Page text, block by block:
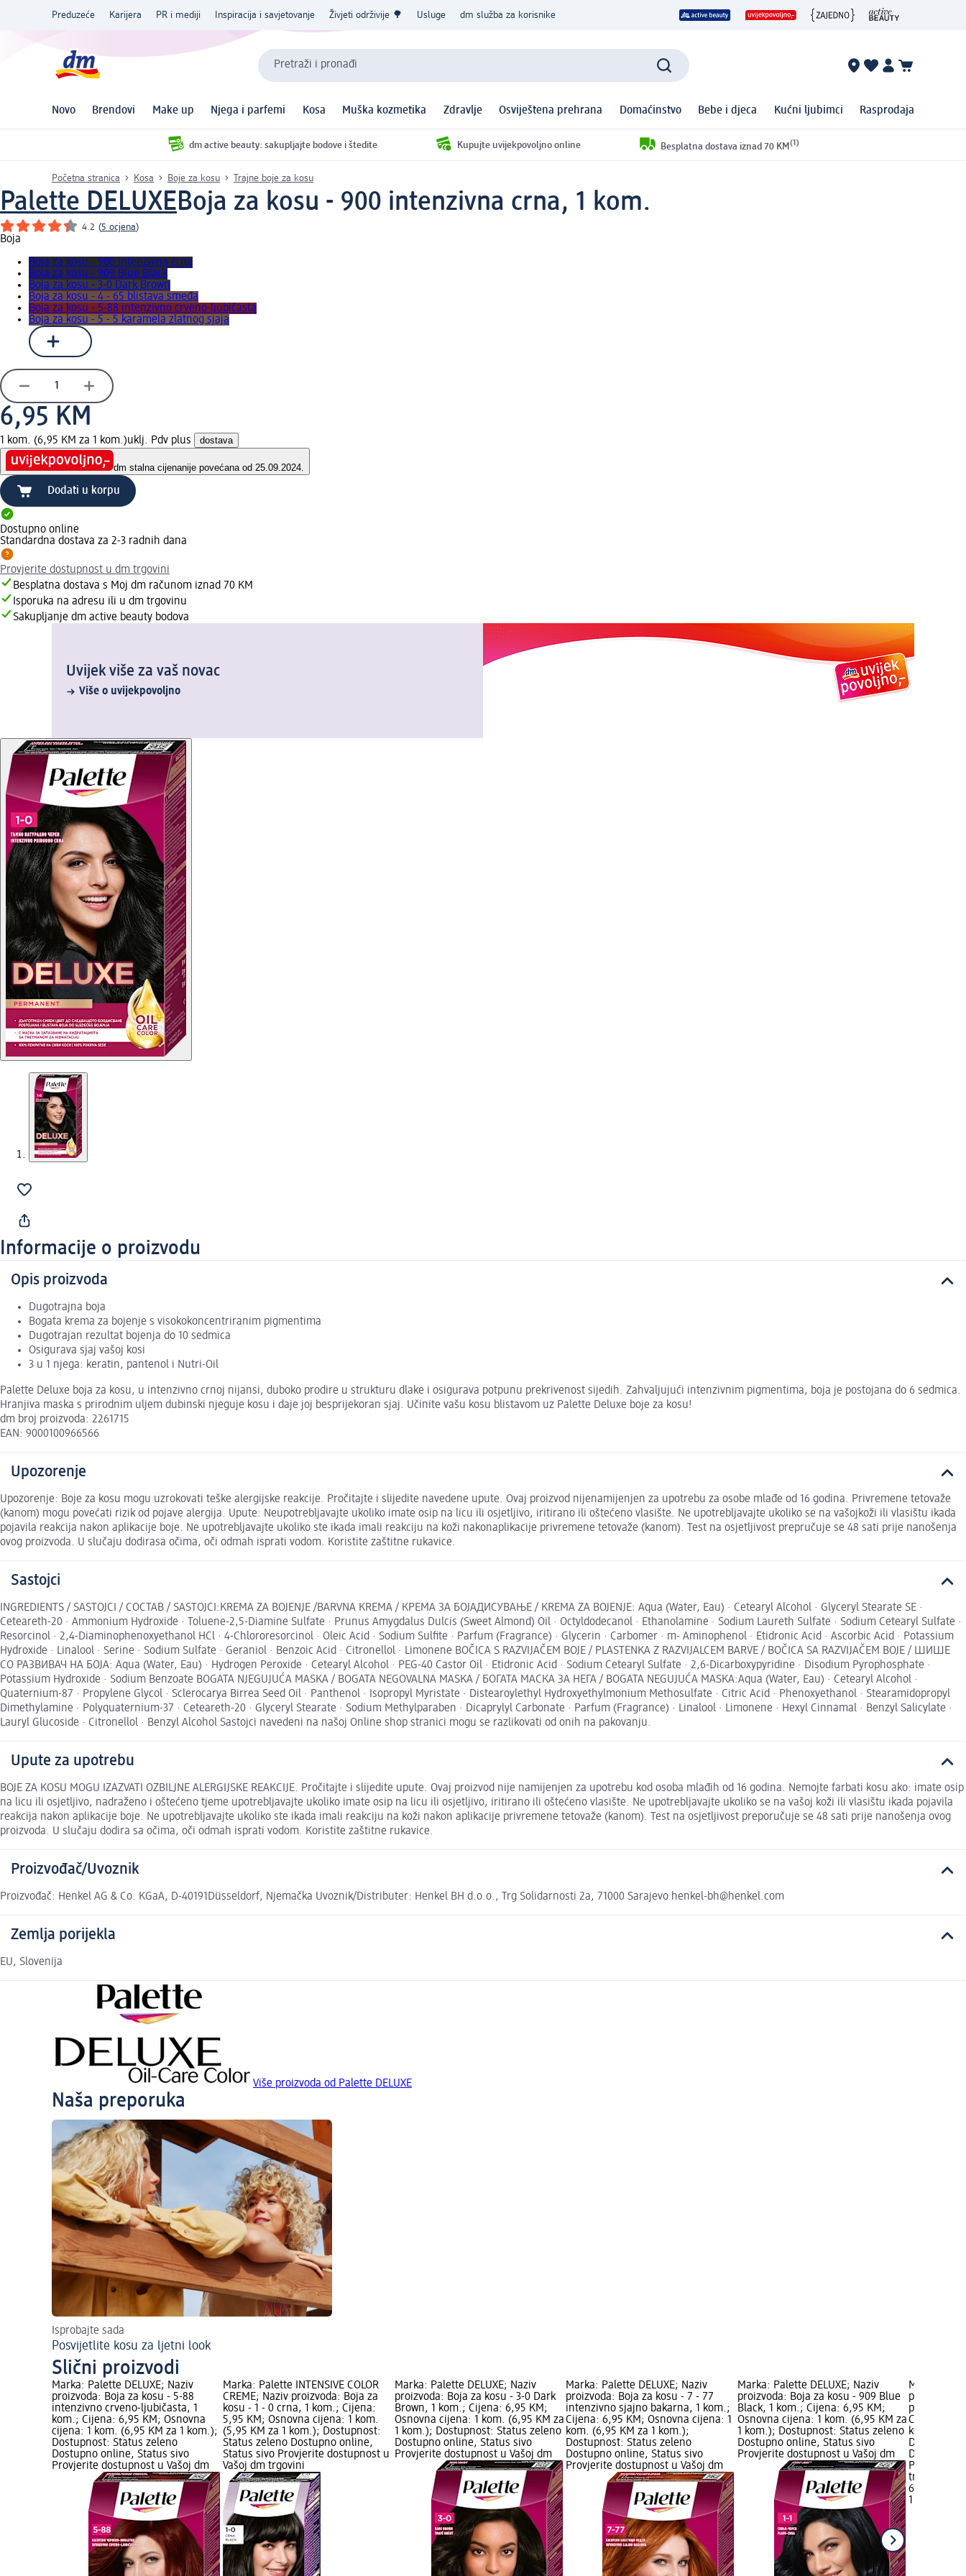
Preduzeće Karijera PR i mediji Inspiracija i savjetovanje Živjeti održivije 🌳 Usluge dm služba za korisnike
Pretraži i pronađi
Novo Brendovi Make up Njega i parfemi Kosa Muška kozmetika Zdravlje Osviještena prehrana Domaćinstvo Bebe i djeca Kućni ljubimci Rasprodaja
dm active beauty: sakupljajte bodove i štedite Kupujte uvijekpovoljno online Besplatna dostava iznad 70 KM (1)
Početna stranica Kosa Boje za kosu Trajne boje za kosu
Palette DELUXEBoja za kosu - 900 intenzivna crna, 1 kom.
4.2 (5 ocjena)
Boja
Boja za kosu - 900 intenzivna crna
Boja za kosu - 909 Blue Black
Boja za kosu - 3-0 Dark Brown
Boja za kosu - 4 - 65 blistava smeđa
Boja za kosu - 5-88 intenzivno crveno-ljubičasta
Boja za kosu - 5 - 5 karamela zlatnog sjaja
6,95 KM
1 kom. (6,95 KM za 1 kom.)uklj. Pdv plus dostava
dm stalna cijenanije povećana od 25.09.2024.
Dodati u korpu
Dostupno online
Standardna dostava za 2-3 radnih dana
Provjerite dostupnost u dm trgovini
Besplatna dostava s Moj dm računom iznad 70 KM
Isporuka na adresu ili u dm trgovinu
Sakupljanje dm active beauty bodova
Uvijek više za vaš novac
Više o uvijekpovoljno
Informacije o proizvodu
Opis proizvoda
Dugotrajna boja
Bogata krema za bojenje s visokokoncentriranim pigmentima
Dugotrajan rezultat bojenja do 10 sedmica
Osigurava sjaj vašoj kosi
3 u 1 njega: keratin, pantenol i Nutri-Oil
Palette Deluxe boja za kosu, u intenzivno crnoj nijansi, duboko prodire u strukturu dlake i osigurava potpunu prekrivenost sijedih. Zahvaljujući intenzivnim pigmentima, boja je postojana do 6 sedmica.
Hranjiva maska s prirodnim uljem dubinski njeguje kosu i daje joj besprijekoran sjaj. Učinite vašu kosu blistavom uz Palette Deluxe boje za kosu!
dm broj proizvoda: 2261715
EAN: 9000100966566
Upozorenje
Upozorenje: Boje za kosu mogu uzrokovati teške alergijske reakcije. Pročitajte i slijedite navedene upute. Ovaj proizvod nijenamijenjen za upotrebu za osobe mlađe od 16 godina. Privremene tetovaže
(kanom) mogu povećati rizik od pojave alergija. Upute: Neupotrebljavajte ukoliko imate osip na licu ili osjetljivo, iritirano ili oštećeno vlasište. Ne upotrebljavajte ukoliko se na vašojkoži ili vlasištu ikada
pojavila reakcija nakon aplikacije boje. Ne upotrebljavajte ukoliko ste ikada imali reakciju na koži nakonaplikacije privremene tetovaže (kanom). Test na osjetljivost prepručuje se 48 sati prije nanošenja
ovog proizvoda. U slučaju dodirasa očima, oči odmah isprati vodom. Koristite zaštitne rukavice.
Sastojci
INGREDIENTS / SASTOJCI / СОСТАВ / SASTOJCI:KREMA ZA BOJENJE /BARVNA KREMA / КРЕМА ЗА БОЈАДИСУВАЊЕ / KREMA ZA BOJENJE: Aqua (Water, Eau) · Cetearyl Alcohol · Glyceryl Stearate SE ·
Ceteareth-20 · Ammonium Hydroxide · Toluene-2,5-Diamine Sulfate · Prunus Amygdalus Dulcis (Sweet Almond) Oil · Octyldodecanol · Ethanolamine · Sodium Laureth Sulfate · Sodium Cetearyl Sulfate ·
Resorcinol · 2,4-Diaminophenoxyethanol HCl · 4-Chlororesorcinol · Oleic Acid · Sodium Sulfite · Parfum (Fragrance) · Glycerin · Carbomer · m- Aminophenol · Etidronic Acid · Ascorbic Acid · Potassium
Hydroxide · Linalool · Serine · Sodium Sulfate · Geraniol · Benzoic Acid · Citronellol · Limonene BOČICA S RAZVIJAČEM BOJE / PLASTENKA Z RAZVIJALCEM BARVE / BOČICA SA RAZVIJAČEM BOJE / ШИШЕ
СО РАЗВИВАЧ НА БОЈА: Aqua (Water, Eau) · Hydrogen Peroxide · Cetearyl Alcohol · PEG-40 Castor Oil · Etidronic Acid · Sodium Cetearyl Sulfate · 2,6-Dicarboxypyridine · Disodium Pyrophosphate ·
Potassium Hydroxide · Sodium Benzoate BOGATA NJEGUJUĆA MASKA / BOGATA NEGOVALNA MASKA / БОГАТА МАСКА ЗА НЕГА / BOGATA NEGUJUĆA MASKA:Aqua (Water, Eau) · Cetearyl Alcohol ·
Quaternium-87 · Propylene Glycol · Sclerocarya Birrea Seed Oil · Panthenol · Isopropyl Myristate · Distearoylethyl Hydroxyethylmonium Methosulfate · Citric Acid · Phenoxyethanol · Stearamidopropyl
Dimethylamine · Polyquaternium-37 · Ceteareth-20 · Glyceryl Stearate · Sodium Methylparaben · Dicaprylyl Carbonate · Parfum (Fragrance) · Linalool · Limonene · Hexyl Cinnamal · Benzyl Salicylate ·
Lauryl Glucoside · Citronellol · Benzyl Alcohol Sastojci navedeni na našoj Online shop stranici mogu se razlikovati od onih na pakovanju.
Upute za upotrebu
BOJE ZA KOSU MOGU IZAZVATI OZBILJNE ALERGIJSKE REAKCIJE. Pročitajte i slijedite upute. Ovaj proizvod nije namijenjen za upotrebu kod osoba mlađih od 16 godina. Nemojte farbati kosu ako: imate osip
na licu ili osjetljivo, nadraženo i oštećeno tjeme upotrebljavajte ukoliko imate osip na licu ili osjetljivo, iritirano ili oštećeno vlasište. Ne upotrebljavajte ukoliko se na vašoj koži ili vlasištu ikada pojavila
reakcija nakon aplikacije boje. Ne upotrebljavajte ukoliko ste ikada imali reakciju na koži nakon aplikacije privremene tetovaže (kanom). Test na osjetljivost preporučuje se 48 sati prije nanošenja ovog
proizvoda. U slučaju dodira sa očima, oči odmah isprati vodom. Koristite zaštitne rukavice.
Proizvođač/Uvoznik
Proizvođač: Henkel AG & Co. KGaA, D-40191Düsseldorf, Njemačka Uvoznik/Distributer: Henkel BH d.o.o., Trg Solidarnosti 2a, 71000 Sarajevo henkel-bh@henkel.com
Zemlja porijekla
EU, Slovenija
Više proizvoda od Palette DELUXE
Naša preporuka
Isprobajte sada
Posvijetlite kosu za ljetni look
Slični proizvodi
Marka: Palette DELUXE; Naziv
proizvoda: Boja za kosu - 5-88
intenzivno crveno-ljubičasta, 1
kom.; Cijena: 6,95 KM; Osnovna
cijena: 1 kom. (6,95 KM za 1 kom.);
Dostupnost: Status zeleno
Dostupno online, Status sivo
Provjerite dostupnost u Vašoj dm
Marka: Palette INTENSIVE COLOR
CREME; Naziv proizvoda: Boja za
kosu - 1 - 0 crna, 1 kom.; Cijena:
5,95 KM; Osnovna cijena: 1 kom.
(5,95 KM za 1 kom.); Dostupnost:
Status zeleno Dostupno online,
Status sivo Provjerite dostupnost u
Vašoj dm trgovini
Marka: Palette DELUXE; Naziv
proizvoda: Boja za kosu - 3-0 Dark
Brown, 1 kom.; Cijena: 6,95 KM;
Osnovna cijena: 1 kom. (6,95 KM za
1 kom.); Dostupnost: Status zeleno
Dostupno online, Status sivo
Provjerite dostupnost u Vašoj dm
Marka: Palette DELUXE; Naziv
proizvoda: Boja za kosu - 7 - 77
intenzivno sjajno bakarna, 1 kom.;
Cijena: 6,95 KM; Osnovna cijena: 1
kom. (6,95 KM za 1 kom.);
Dostupnost: Status zeleno
Dostupno online, Status sivo
Provjerite dostupnost u Vašoj dm
Marka: Palette DELUXE; Naziv
proizvoda: Boja za kosu - 909 Blue
Black, 1 kom.; Cijena: 6,95 KM;
Osnovna cijena: 1 kom. (6,95 KM za
1 kom.); Dostupnost: Status zeleno
Dostupno online, Status sivo
Provjerite dostupnost u Vašoj dm
Marka:
proizvoda:
pepeljasto
Cijena:
kom. (6,95
Dostupno
Provjerite
trgovini
6,95 KM
1 kom.